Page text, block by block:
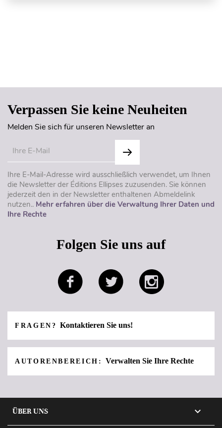
Verpassen Sie keine Neuheiten
Melden Sie sich für unseren Newsletter an
Ihre E-Mail-Adresse wird ausschließlich verwendet, um Ihnen
die Newsletter der Éditions Ellipses zuzusenden. Sie können
jederzeit den in der Newsletter enthaltenen Abmeldelink
nutzen.. Mehr erfahren über die Verwaltung Ihrer Daten und
Ihre Rechte
Folgen Sie uns auf
FRAGEN?Kontaktieren Sie uns!
AUTORENBEREICH: Verwalten Sie Ihre Rechte
ÜBER UNS 